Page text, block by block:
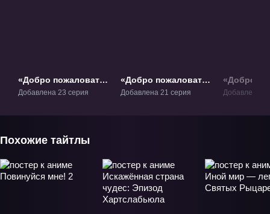
«Добро пожаловать
в ад, Ирума!» ТВ-1
Добавлена 23 серия
«Добро пожаловать
в ад, Ирума! 2» ТВ-2
Добавлена 21 серия
«Добро
в ад,
Добавлена
Похожие тайтлы